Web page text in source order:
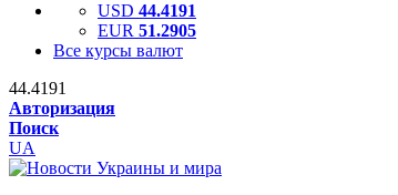
USD 44.4191
EUR 51.2905
Все курсы валют
44.4191
Авторизация
Поиск
UA